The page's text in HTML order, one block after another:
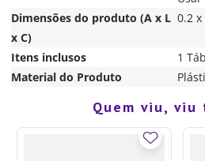
Dimensões do produto (A x L
x C)
0.2 x
Itens inclusos
1
Material do Produto
Quem viu, viu